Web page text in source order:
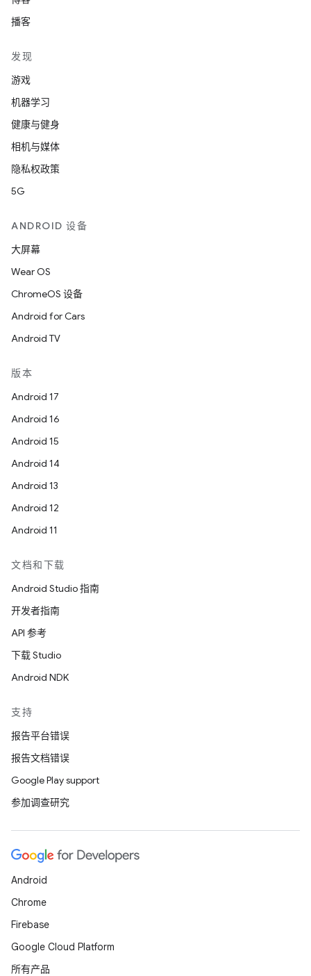
播客
发现
游戏
机器学习
健康与健身
相机与媒体
隐私权政策
5G
ANDROID 设备
大屏幕
Wear OS
ChromeOS 设备
Android for Cars
Android TV
版本
Android 17
Android 16
Android 15
Android 14
Android 13
Android 12
Android 11
文档和下载
Android Studio 指南
开发者指南
API 参考
下载 Studio
Android NDK
支持
报告平台错误
报告文档错误
Google Play support
参加调查研究
Android
Chrome
Firebase
Google Cloud Platform
所有产品